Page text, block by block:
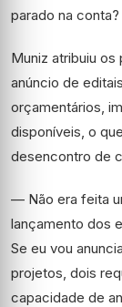
parado na
Muniz atribuiu
anúncio de
orçamentários,
disponíveis, o
desencontro de
— Não era feita
lançamento dos
Se eu vou
projetos, dois
capacidade de